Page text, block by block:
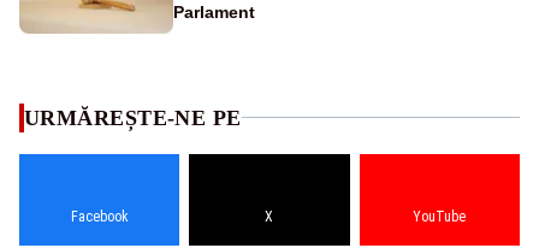
Parlament
URMĂREȘTE-NE PE
Facebook X YouTube